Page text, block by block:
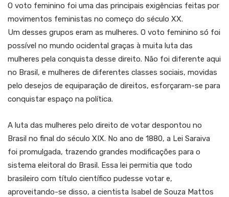
O voto feminino foi uma das principais exigências feitas por
movimentos feministas no começo do século XX.
Um desses grupos eram as mulheres. O voto feminino só foi
possível no mundo ocidental graças à muita luta das
mulheres pela conquista desse direito. Não foi diferente aqui
no Brasil, e mulheres de diferentes classes sociais, movidas
pelo desejos de equiparação de direitos, esforçaram-se para
conquistar espaço na política.
A luta das mulheres pelo direito de votar despontou no
Brasil no final do século XIX. No ano de 1880, a Lei Saraiva
foi promulgada, trazendo grandes modificações para o
sistema eleitoral do Brasil. Essa lei permitia que todo
brasileiro com título científico pudesse votar e,
aproveitando-se disso, a cientista Isabel de Souza Mattos